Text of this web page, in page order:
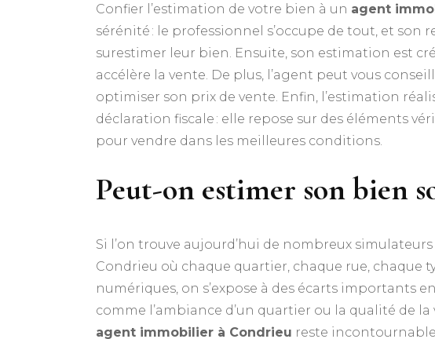
Confier l’estimation de votre bien à un agent
sérénité : le professionnel s’occupe de tout, et
surestimer leur bien. Ensuite, son estimation est
accélère la vente. De plus, l’agent peut vous
optimiser son prix de vente. Enfin, l’estimation
déclaration fiscale : elle repose sur des éléments
pour vendre dans les meilleures conditions.
Peut-on estimer son bien
Si l’on trouve aujourd’hui de nombreux
Condrieu où chaque quartier, chaque rue, chaque
numériques, on s’expose à des écarts importants
comme l’ambiance d’un quartier ou la qualité de la
agent immobilier à Condrieu reste